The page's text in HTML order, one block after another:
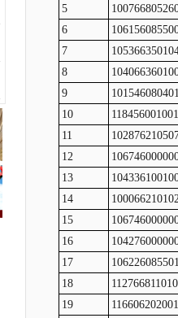
5
6
7
8
9
10
11
12
13
14
15
16
17
18
19